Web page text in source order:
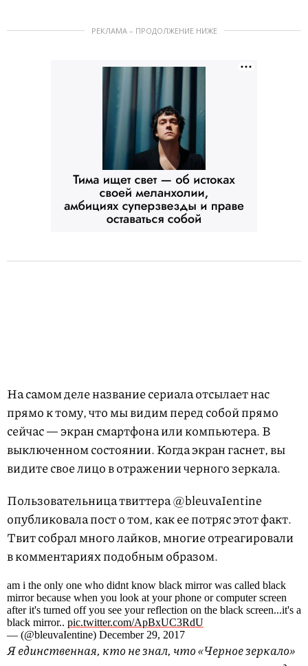
РЕКЛАМА – ПРОДОЛЖЕНИЕ НИЖЕ
На самом деле название сериала отсылает нас
прямо к тому, что мы видим перед собой прямо
сейчас — экран смартфона или компьютера. В
выключенном состоянии. Когда экран гаснет, вы
видите свое лицо в отражении черного зеркала.
Пользовательница твиттера @bleuvaIentine
опубликовала пост о том, как ее потряс этот факт.
Твит собрал много лайков, многие отреагировали
в комментариях подобным образом.
am i the only one who didnt know black mirror was called black
mirror because when you look at your phone or computer screen
after it's turned off you see your reflection on the black screen...it's a
black mirror.. pic.twitter.com/ApBxUC3RdU
— (@bleuvaIentine) December 29, 2017
Я единственная, кто не знал, что «Черное зеркало»